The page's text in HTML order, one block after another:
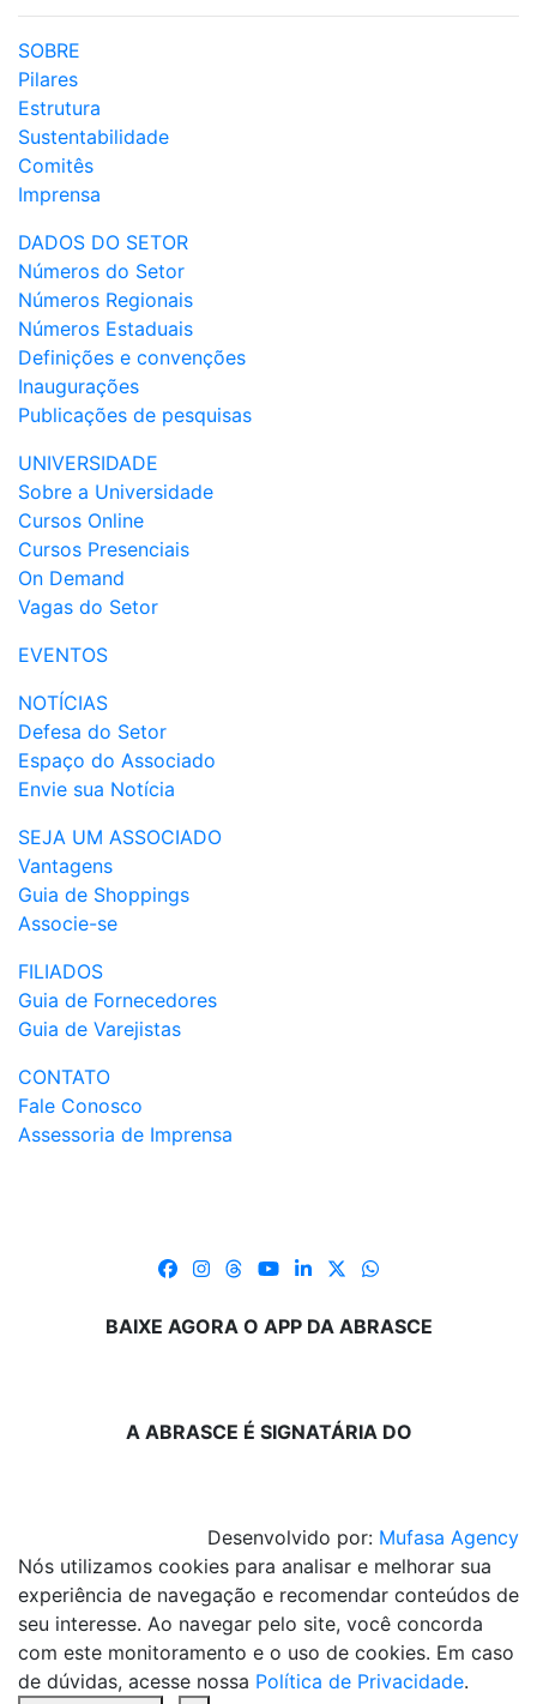
SOBRE
Pilares
Estrutura
Sustentabilidade
Comitês
Imprensa
DADOS DO SETOR
Números do Setor
Números Regionais
Números Estaduais
Definições e convenções
Inaugurações
Publicações de pesquisas
UNIVERSIDADE
Sobre a Universidade
Cursos Online
Cursos Presenciais
On Demand
Vagas do Setor
EVENTOS
NOTÍCIAS
Defesa do Setor
Espaço do Associado
Envie sua Notícia
SEJA UM ASSOCIADO
Vantagens
Guia de Shoppings
Associe-se
FILIADOS
Guia de Fornecedores
Guia de Varejistas
CONTATO
Fale Conosco
Assessoria de Imprensa
BAIXE AGORA O APP DA ABRASCE
A ABRASCE É SIGNATÁRIA DO
Desenvolvido por: Mufasa Agency
Nós utilizamos cookies para analisar e melhorar sua
experiência de navegação e recomendar conteúdos de
seu interesse. Ao navegar pelo site, você concorda
com este monitoramento e o uso de cookies. Em caso
de dúvidas, acesse nossa Política de Privacidade.